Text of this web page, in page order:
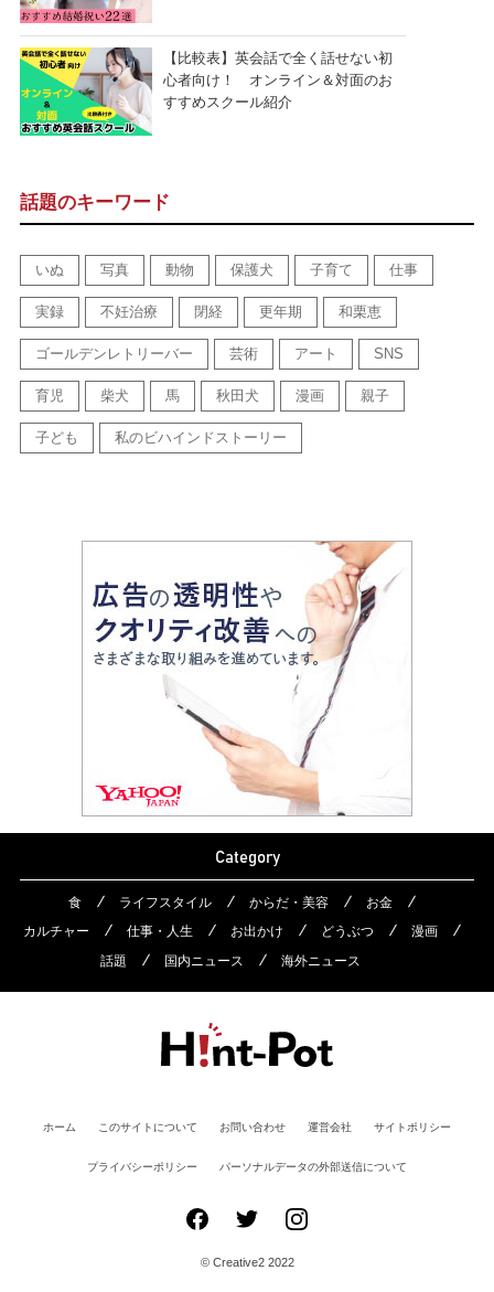
【比較表】英会話で全く話せない初
心者向け！ オンライン＆対面のお
すすめスクール紹介
話題のキーワード
いぬ 写真 動物 保護犬 子育て 仕事
実録 不妊治療 閉経 更年期 和栗恵
ゴールデンレトリーバー 芸術 アート SNS
育児 柴犬 馬 秋田犬 漫画 親子
子ども 私のビハインドストーリー
Category
食 ライフスタイル からだ・美容
お金
カルチャー
仕事・人生 お出かけ どうぶつ
漫画
話題
国内ニュース 海外ニュース
ホーム このサイトについて お問い合わせ 運営会社 サイトポリシー
プライバシーポリシー パーソナルデータの外部送信について
© Creative2 2022